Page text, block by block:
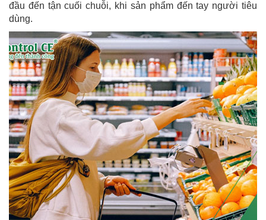
đầu đến tận cuối chuỗi, khi sản phẩm đến tay người tiêu
dùng.